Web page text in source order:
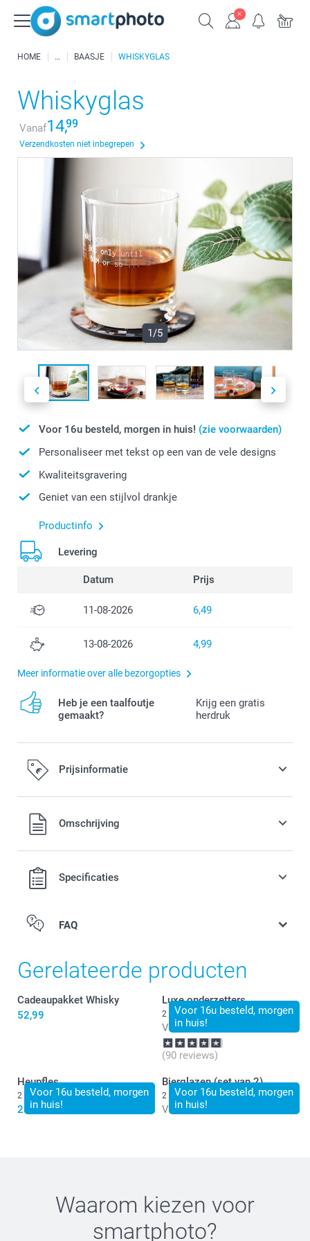
HOME BAASJE WHISKYGLAS
Whiskyglas
Vanaf14,99
Verzendkosten niet inbegrepen
1/5
Voor 16u besteld, morgen in huis! (zie voorwaarden)
Personaliseer met tekst op een van de vele designs
Kwaliteitsgravering
Geniet van een stijlvol drankje
Productinfo
Levering
Datum Prijs
11-08-2026 6,49
13-08-2026 4,99
Meer informatie over alle bezorgopties
Heb je een taalfoutje
gemaakt?
Krijg een gratis
herdruk
Prijsinformatie
Alle prijzen zijn in EURO (€) inclusief BTW en exclusief
verzendkosten.Omschrijving
Specificaties
FAQ
Gerelateerde producten
Cadeaupakket Whisky
52,99
Voor 16u besteld, morgen
in huis!
Luxe onderzetters
2 varianten
Vanaf 24,99
(90 reviews)
Voor 16u besteld, morgen
in huis!
Heupfles
2 varianten
23,99
Voor 16u besteld, morgen
in huis!
Bierglazen (set van 2)
2 varianten
Vanaf 19,99
Waarom kiezen voor
smartphoto?